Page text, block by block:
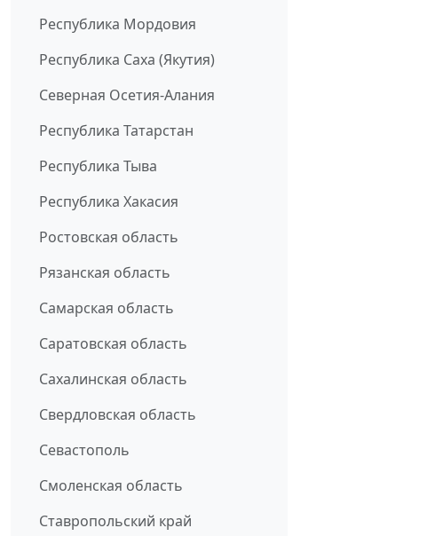
Республика Мордовия
Республика Саха (Якутия)
Северная Осетия-Алания
Республика Татарстан
Республика Тыва
Республика Хакасия
Ростовская область
Рязанская область
Самарская область
Саратовская область
Сахалинская область
Свердловская область
Севастополь
Смоленская область
Ставропольский край